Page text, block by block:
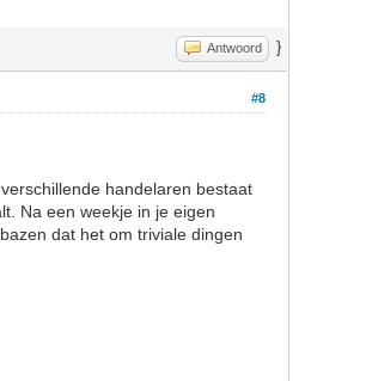
Antwoord }
#8
handelaren bestaat
Na een weekje in je eigen
dat het om triviale dingen